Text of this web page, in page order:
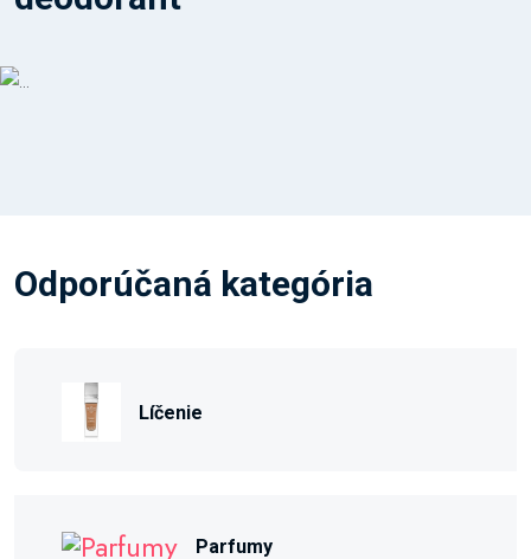
Odporúčaná kategória
Líčenie
Parfumy